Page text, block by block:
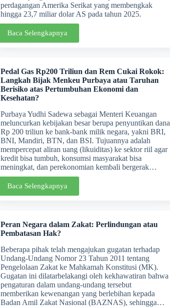
perdagangan Amerika Serikat yang membengkak
hingga 23,7 miliar dolar AS pada tahun 2025.
Baca Selengkapnya
Pedal Gas Rp200 Triliun dan Rem Cukai Rokok:
Langkah Bijak Menkeu Purbaya atau Taruhan
Berisiko atas Pertumbuhan Ekonomi dan
Kesehatan?
Purbaya Yudhi Sadewa sebagai Menteri Keuangan
meluncurkan kebijakan besar berupa penyuntikan dana
Rp 200 triliun ke bank‐bank milik negara, yakni BRI,
BNI, Mandiri, BTN, dan BSI. Tujuannya adalah
mempercepat aliran uang (likuiditas) ke sektor riil agar
kredit bisa tumbuh, konsumsi masyarakat bisa
meningkat, dan perekonomian kembali bergerak…
Baca Selengkapnya
Peran Negara dalam Zakat: Perlindungan atau
Pembatasan Hak?
Beberapa pihak telah mengajukan gugatan terhadap
Undang-Undang Nomor 23 Tahun 2011 tentang
Pengelolaan Zakat ke Mahkamah Konstitusi (MK).
Gugatan ini dilatarbelakangi oleh kekhawatiran bahwa
pengaturan dalam undang-undang tersebut
memberikan kewenangan yang berlebihan kepada
Badan Amil Zakat Nasional (BAZNAS), sehingga…